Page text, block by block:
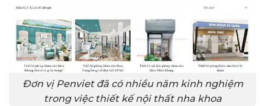
Đơn vị Penviet đã có nhiều năm kinh nghiệm
trong việc thiết kế nội thất nha khoa